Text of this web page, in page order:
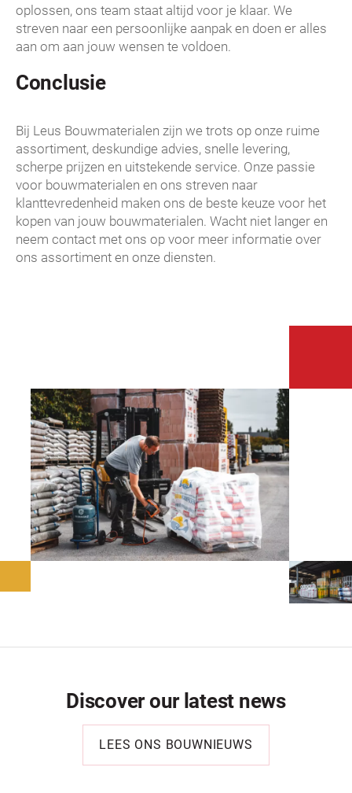
oplossen, ons team staat altijd voor je klaar. We
streven naar een persoonlijke aanpak en doen er alles
aan om aan jouw wensen te voldoen.
Conclusie
Bij Leus Bouwmaterialen zijn we trots op onze ruime
assortiment, deskundige advies, snelle levering,
scherpe prijzen en uitstekende service. Onze passie
voor bouwmaterialen en ons streven naar
klanttevredenheid maken ons de beste keuze voor het
kopen van jouw bouwmaterialen. Wacht niet langer en
neem contact met ons op voor meer informatie over
ons assortiment en onze diensten.
Discover our latest news
LEES ONS BOUWNIEUWS